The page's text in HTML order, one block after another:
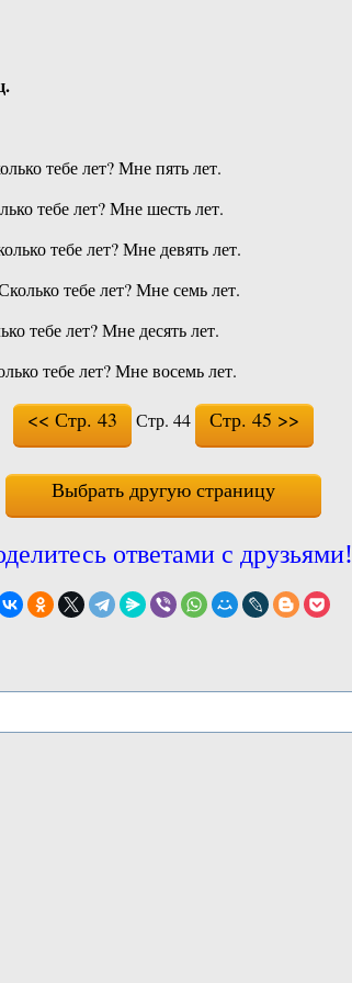
тебе лет? Мне пять лет.
тебе лет? Мне шесть лет.
тебе лет? Мне девять лет.
тебе лет? Мне семь лет.
тебе лет? Мне десять лет.
тебе лет? Мне восемь лет.
<< Стр. 43 Стр. 44 Стр. 45 >>
Выбрать другую страницу
ответами с друзьями!